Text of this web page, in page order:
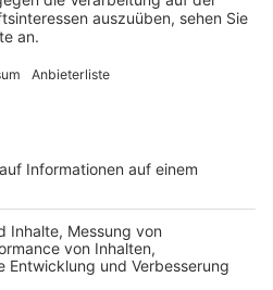
Ideen auszuarbeiten.
wieder genutzt werden
und einen Wasserschaden in
ist.